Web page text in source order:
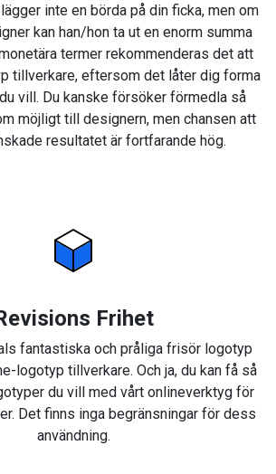
inte en börda på din ficka, men om
kan han/hon ta ut en enorm summa
termer rekommenderas det att
tillverkare, eftersom det låter dig forma
vill. Du kanske försöker förmedla så
möjligt till designern, men chansen att
resultatet är fortfarande hög.
Frihet
fantastiska och pråliga frisör logotyp
logotyp tillverkare. Och ja, du kan få så
du vill med vårt onlineverktyg för
Det finns inga begränsningar för dess
användning.